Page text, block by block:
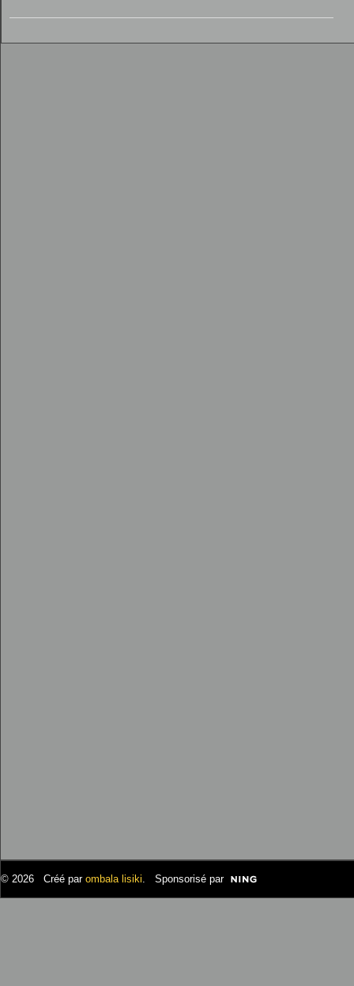
© 2026 Créé par ombala lisiki. Sponsorisé par